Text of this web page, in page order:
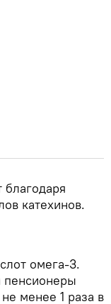
благодаря
катехинов.
омега-3.
пенсионеры
менее 1 раза в